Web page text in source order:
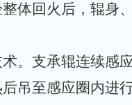
体回火后，辊身
支承辊连续感
吊至感应圈内进